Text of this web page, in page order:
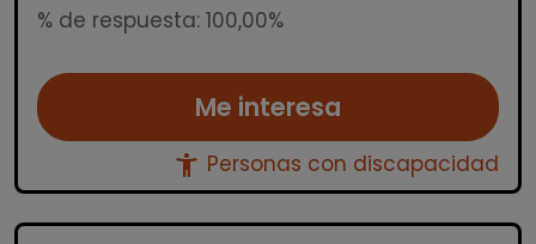
% de respuesta: 100,00%
Me interesa
accessibility_new Personas con discapacidad